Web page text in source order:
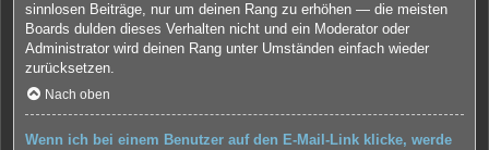
sinnlosen Beiträge, nur um deinen Rang zu erhöhen — die meisten
Boards dulden dieses Verhalten nicht und ein Moderator oder
Administrator wird deinen Rang unter Umständen einfach wieder
zurücksetzen.
Nach oben
Wenn ich bei einem Benutzer auf den E-Mail-Link klicke, werde